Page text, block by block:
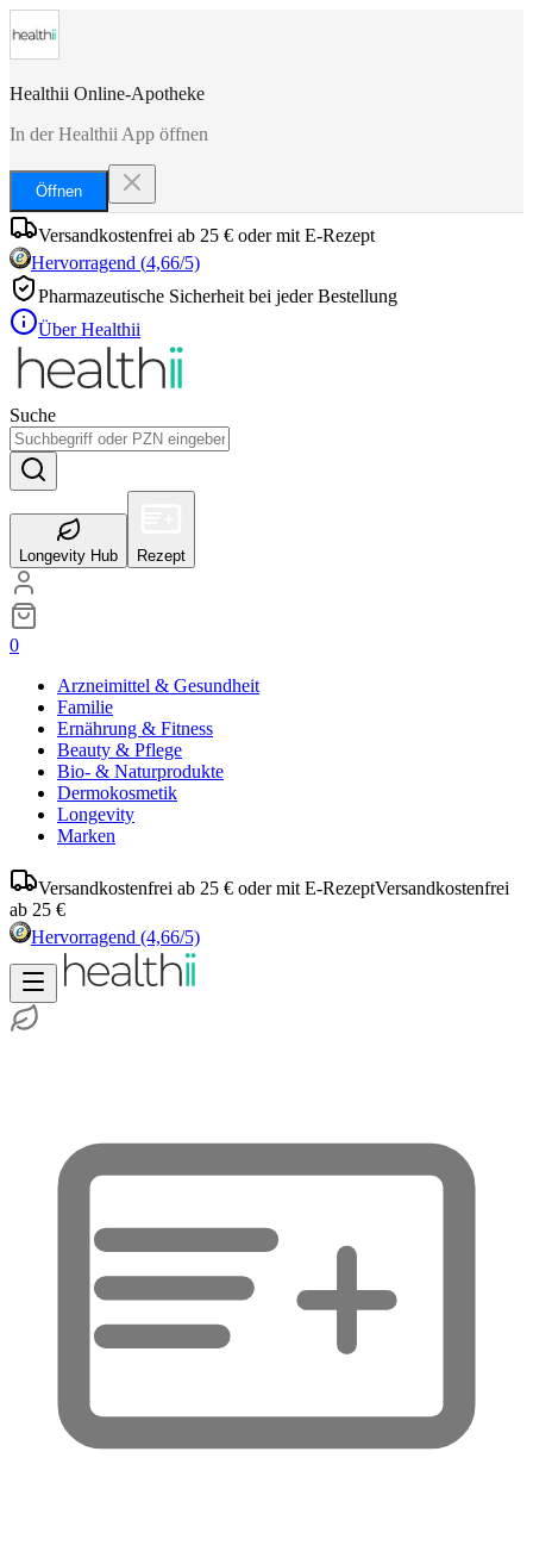
Healthii Online-Apotheke
In der Healthii App öffnen
Öffnen
Versandkostenfrei ab 25 € oder mit E-Rezept
Hervorragend (4,66/5)
Pharmazeutische Sicherheit bei jeder Bestellung
Über Healthii
Suche
Longevity Hub Rezept
0
Arzneimittel & Gesundheit
Familie
Ernährung & Fitness
Beauty & Pflege
Bio- & Naturprodukte
Dermokosmetik
Longevity
Marken
Versandkostenfrei ab 25 € oder mit E-RezeptVersandkostenfrei
ab 25 €
Hervorragend (4,66/5)